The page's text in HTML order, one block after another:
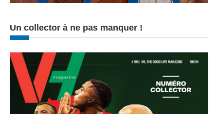
Un collector à ne pas manquer !